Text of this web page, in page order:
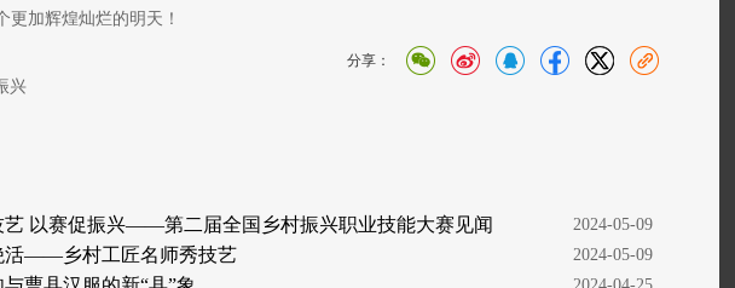
更加辉煌灿烂的明天！
分享：
兴
2024-05-09
艺 以赛促振兴——第二届全国乡村振兴职业技能大赛见闻
2024-05-09
活——乡村工匠名师秀技艺